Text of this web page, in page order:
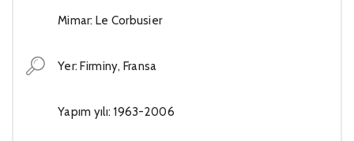
Mimar: Le Corbusier
Yer: Firminy, Fransa
Yapım yılı: 1963-2006